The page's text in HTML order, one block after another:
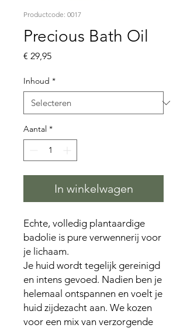
Productcode: 0017
Precious Bath Oil
€ 29,95Prijs
Inhoud *
Aantal *
In winkelwagen
Echte, volledig plantaardige
badolie is pure verwennerij voor
je lichaam.
Je huid wordt tegelijk gereinigd
en intens gevoed. Nadien ben je
helemaal ontspannen en voelt je
huid zijdezacht aan. We kozen
voor een mix van verzorgende